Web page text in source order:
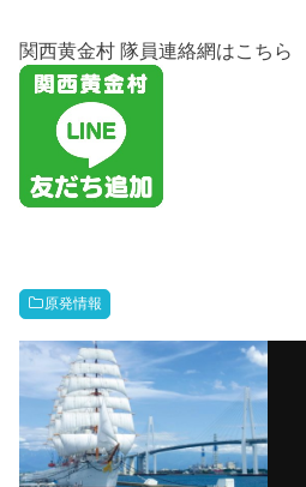
関西黄金村 隊員連絡網はこちら
原発情報